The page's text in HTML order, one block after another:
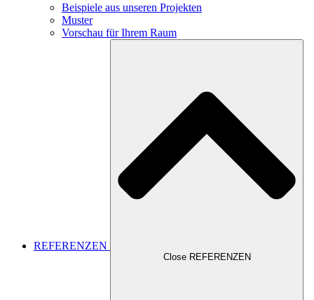
Beispiele aus unseren Projekten
Muster
Vorschau für Ihrem Raum
REFERENZEN
Close REFERENZEN